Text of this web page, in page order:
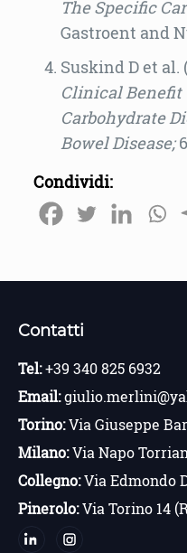
TheSpecific
Gastroent and
Suskind D et al.
Clinical
Carbohydrate
Bowel Disease;
Condividi:
Contatti
Tel:+39 340 825 6932
Email:
Torino:Via Giuseppe
Milano:Via Napo
Collegno:Via Edmondo
Pinerolo:Via Torino 14